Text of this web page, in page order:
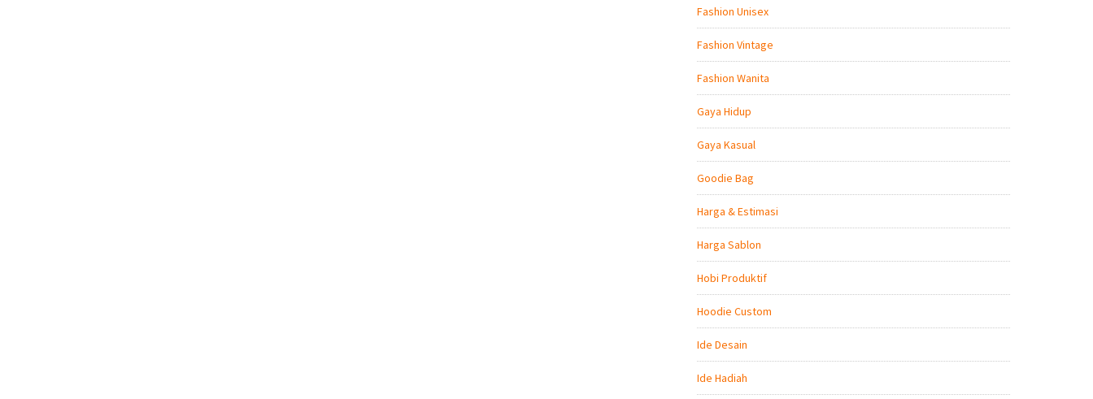
Fashion Unisex
Fashion Vintage
Fashion Wanita
Gaya Hidup
Gaya Kasual
Goodie Bag
Harga & Estimasi
Harga Sablon
Hobi Produktif
Hoodie Custom
Ide Desain
Ide Hadiah